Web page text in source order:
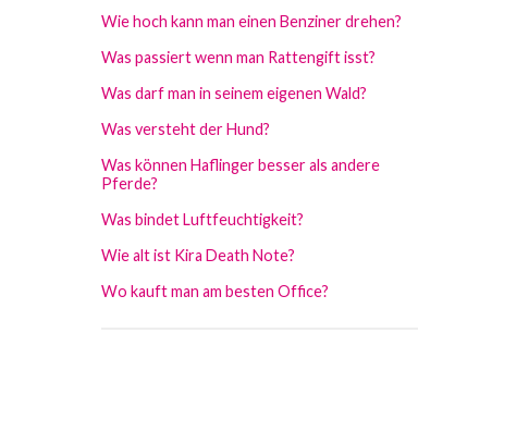
Wie hoch kann man einen Benziner drehen?
Was passiert wenn man Rattengift isst?
Was darf man in seinem eigenen Wald?
Was versteht der Hund?
Was können Haflinger besser als andere
Pferde?
Was bindet Luftfeuchtigkeit?
Wie alt ist Kira Death Note?
Wo kauft man am besten Office?